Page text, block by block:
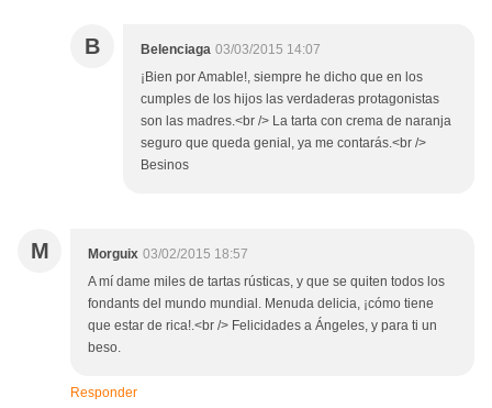
B Belenciaga 03/03/2015 14:07
¡Bien por Amable!, siempre he dicho que en los
cumples de los hijos las verdaderas protagonistas
son las madres.<br /> La tarta con crema de naranja
seguro que queda genial, ya me contarás.<br />
Besinos
M Morguix 03/02/2015 18:57
A mí dame miles de tartas rústicas, y que se quiten todos los
fondants del mundo mundial. Menuda delicia, ¡cómo tiene
que estar de rica!.<br /> Felicidades a Ángeles, y para ti un
beso.
Responder